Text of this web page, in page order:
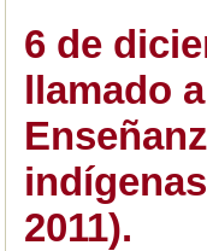
6 de
llamado
2011).